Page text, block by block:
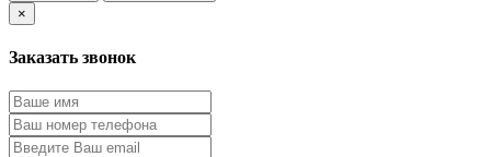
×
Заказать звонок